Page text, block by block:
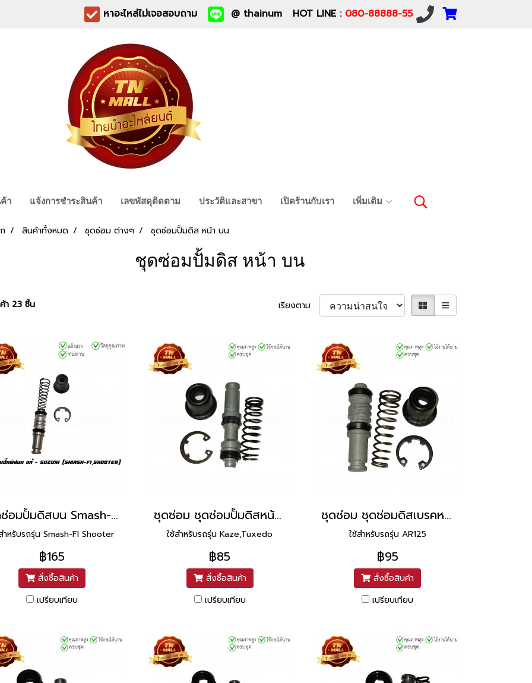
หาอะไหล่ไม่เจอสอบถาม @ thainum HOT LINE : 080-88888-55
า แจ้งการชำระสินค้า เลขพัสดุติดตาม ประวัติและสาขา เปิดร้านกับเรา เพิ่มเติม
สินค้าทั้งหมด ชุดซ่อม ต่างๆ ชุดซ่อมปั้มดิส หน้า บน
ชุดซ่อมปั้มดิส หน้า บน
า 23 ชิ้น เรียงตาม
ชุดซ่อมปั้มดิสบน Smash-FI Shooter แท้ศูนย์ ยี่ห้อ Suzuki
ำหรับรถรุ่น Smash-FI Shooter
฿165
สั่งซื้อสินค้า
เปรียบเทียบ
ชุดซ่อม ชุดซ่อมปั้มดิสหน้า Kaze,Tuxedo ยี่ห้อ Washi
ใช้สำหรับรถรุ่น Kaze,Tuxedo
฿85
สั่งซื้อสินค้า
เปรียบเทียบ
ชุดซ่อม ชุดซ่อมดิสเบรคหน้าบน AR125 ยี่ห้อ Washi
ใช้สำหรับรถรุ่น AR125
฿95
สั่งซื้อสินค้า
เปรียบเทียบ